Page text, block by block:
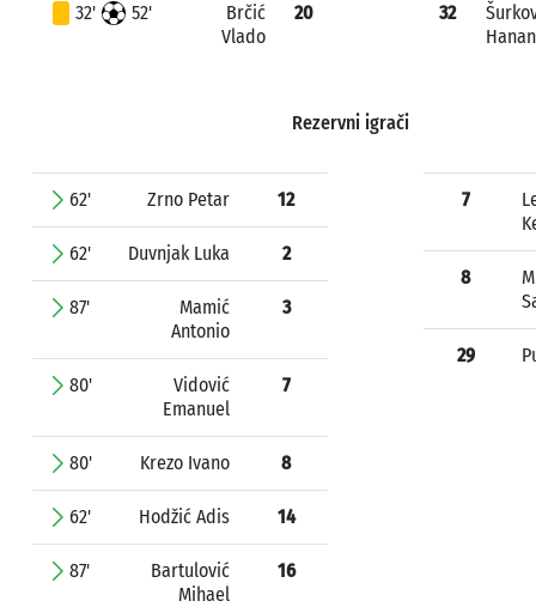
32' 52'
Brčić
Vlado
20 32
Hanan
Rezervni igrači
62' Zrno Petar 12
62' Duvnjak Luka 2
87'
Mamić
Antonio
3
80'
Vidović
Emanuel
7
80' Krezo Ivano 8
62' Hodžić Adis 14
87'
Bartulović
Mihael
16
7
8
29